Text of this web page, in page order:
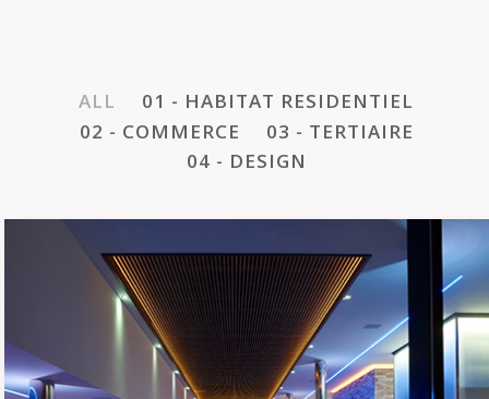
ALL
01 - HABITAT RESIDENTIEL
02 - COMMERCE
03 - TERTIAIRE
04 - DESIGN